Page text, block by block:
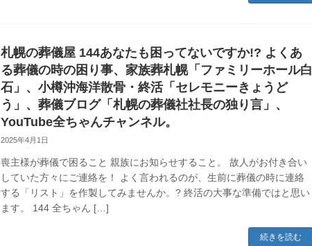
札幌の葬儀屋 144あなたも困ってないですか!? よくあ
る葬儀の時の困り事、家族葬札幌「ファミリーホール白
石」、小樽沖海洋散骨・終活「セレモニーきょうど
う」、葬儀ブログ「札幌の葬儀社社長の独り言」、
YouTube全ちゃんチャンネル。
2025年4月1日
喪主様が葬儀で困ること 親族にお知らせすること。 故人がお付き合い
していた方々にご連絡を！ よく言われるのが、生前に葬儀の時に連絡
する「リスト」を作製してみませんか。? 終活の大事な準備ではと思い
ます。 144 全ちゃん […]
続きを読む